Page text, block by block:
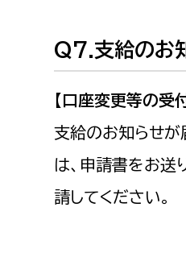
Q7.支給のお
【口座変更等の受
支給のお知らせが
は、申請書をお送
請してください。